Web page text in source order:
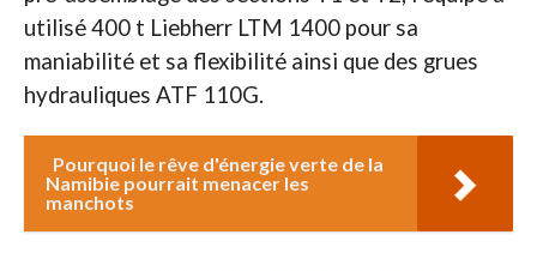
utilisé 400 t Liebherr LTM 1400 pour sa
maniabilité et sa flexibilité ainsi que des grues
hydrauliques ATF 110G.
Pourquoi le rêve d'énergie verte de la
Namibie pourrait menacer les
manchots